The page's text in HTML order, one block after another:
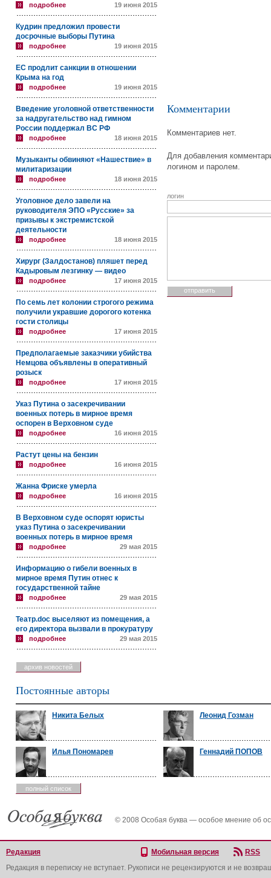
подробнее 19 июня 2015
Кудрин предложил провести
досрочные выборы Путина
подробнее 19 июня 2015
ЕС продлит санкции в отношении
Крыма на год
подробнее 19 июня 2015
Введение уголовной ответственности
за надругательство над гимном
России поддержал ВС РФ
подробнее 18 июня 2015
Музыканты обвиняют «Нашествие» в
милитаризации
подробнее 18 июня 2015
Уголовное дело завели на
руководителя ЭПО «Русские» за
призывы к экстремистской
деятельности
подробнее 18 июня 2015
Хирург (Залдостанов) пляшет перед
Кадыровым лезгинку — видео
подробнее 17 июня 2015
По семь лет колонии строгого режима
получили укравшие дорогого котенка
гости столицы
подробнее 17 июня 2015
Предполагаемые заказчики убийства
Немцова объявлены в оперативный
розыск
подробнее 17 июня 2015
Указ Путина о засекречивании
военных потерь в мирное время
оспорен в Верховном суде
подробнее 16 июня 2015
Растут цены на бензин
подробнее 16 июня 2015
Жанна Фриске умерла
подробнее 16 июня 2015
В Верховном суде оспорят юристы
указ Путина о засекречивании
военных потерь в мирное время
подробнее 29 мая 2015
Информацию о гибели военных в
мирное время Путин отнес к
государственной тайне
подробнее 29 мая 2015
Театр.doc выселяют из помещения, а
его директора вызвали в прокуратуру
подробнее 29 мая 2015
архив новостей
Комментарии
Комментариев нет.
Для добавления
логином и паролем.
логин
Постоянные авторы
Никита Белых Леонид Гозман
Илья Пономарев Геннадий ПОПОВ
полный список
© 2008 Особая буква — особое мнение об
Редакция Мобильная версия
RSS
Редакция в переписку не вступает. Рукописи не рецензируются и не